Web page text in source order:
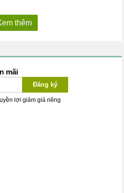
thêm
mãi
Đăng ký
lợi giảm giá riêng